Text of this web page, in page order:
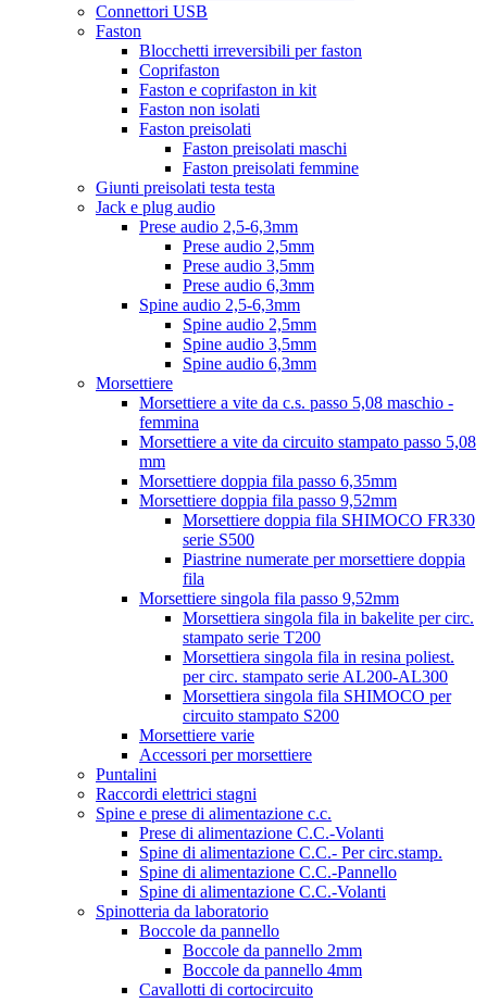
Connettori USB
Faston
Blocchetti irreversibili per faston
Coprifaston
Faston e coprifaston in kit
Faston non isolati
Faston preisolati
Faston preisolati maschi
Faston preisolati femmine
Giunti preisolati testa testa
Jack e plug audio
Prese audio 2,5-6,3mm
Prese audio 2,5mm
Prese audio 3,5mm
Prese audio 6,3mm
Spine audio 2,5-6,3mm
Spine audio 2,5mm
Spine audio 3,5mm
Spine audio 6,3mm
Morsettiere
Morsettiere a vite da c.s. passo 5,08 maschio -
femmina
Morsettiere a vite da circuito stampato passo 5,08
mm
Morsettiere doppia fila passo 6,35mm
Morsettiere doppia fila passo 9,52mm
Morsettiere doppia fila SHIMOCO FR330
serie S500
Piastrine numerate per morsettiere doppia
fila
Morsettiere singola fila passo 9,52mm
Morsettiera singola fila in bakelite per circ.
stampato serie T200
Morsettiera singola fila in resina poliest.
per circ. stampato serie AL200-AL300
Morsettiera singola fila SHIMOCO per
circuito stampato S200
Morsettiere varie
Accessori per morsettiere
Puntalini
Raccordi elettrici stagni
Spine e prese di alimentazione c.c.
Prese di alimentazione C.C.-Volanti
Spine di alimentazione C.C.- Per circ.stamp.
Spine di alimentazione C.C.-Pannello
Spine di alimentazione C.C.-Volanti
Spinotteria da laboratorio
Boccole da pannello
Boccole da pannello 2mm
Boccole da pannello 4mm
Cavallotti di cortocircuito